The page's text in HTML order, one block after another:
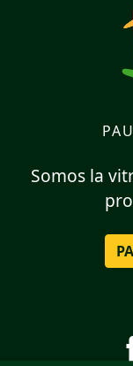
Somos la